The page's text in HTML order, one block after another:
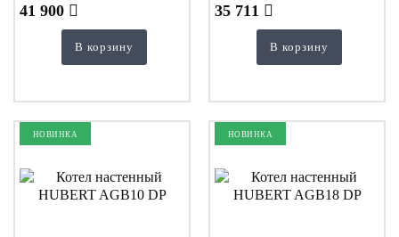
41 900
В корзину
35 711
В корзину
НОВИНКА НОВИНКА